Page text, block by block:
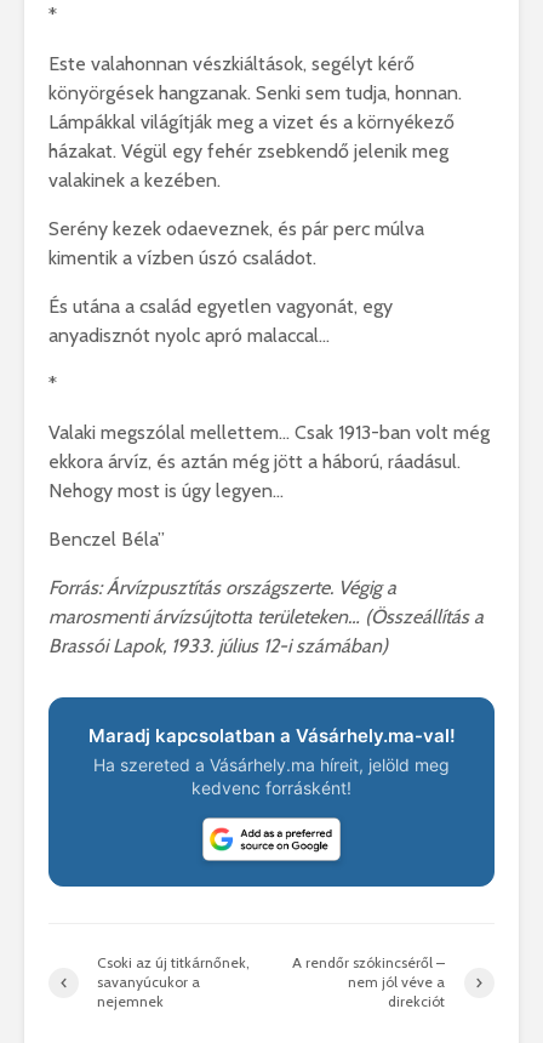
*
Este valahonnan vészkiáltások, segélyt kérő
könyörgések hangzanak. Senki sem tudja, honnan.
Lámpákkal világítják meg a vizet és a környékező
házakat. Végül egy fehér zsebkendő jelenik meg
valakinek a kezében.
Serény kezek odaeveznek, és pár perc múlva
kimentik a vízben úszó családot.
És utána a család egyetlen vagyonát, egy
anyadisznót nyolc apró malaccal…
*
Valaki megszólal mellettem… Csak 1913-ban volt még
ekkora árvíz, és aztán még jött a háború, ráadásul.
Nehogy most is úgy legyen…
Benczel Béla”
Forrás: Árvízpusztítás országszerte. Végig a
marosmenti árvízsújtotta területeken… (Összeállítás a
Brassói Lapok, 1933. július 12-i számában)
Maradj kapcsolatban a Vásárhely.ma-val!
Ha szereted a Vásárhely.ma híreit, jelöld meg
kedvenc forrásként!
Csoki az új titkárnőnek,
savanyúcukor a
nejemnek
A rendőr szókincséről –
nem jól véve a
direkciót